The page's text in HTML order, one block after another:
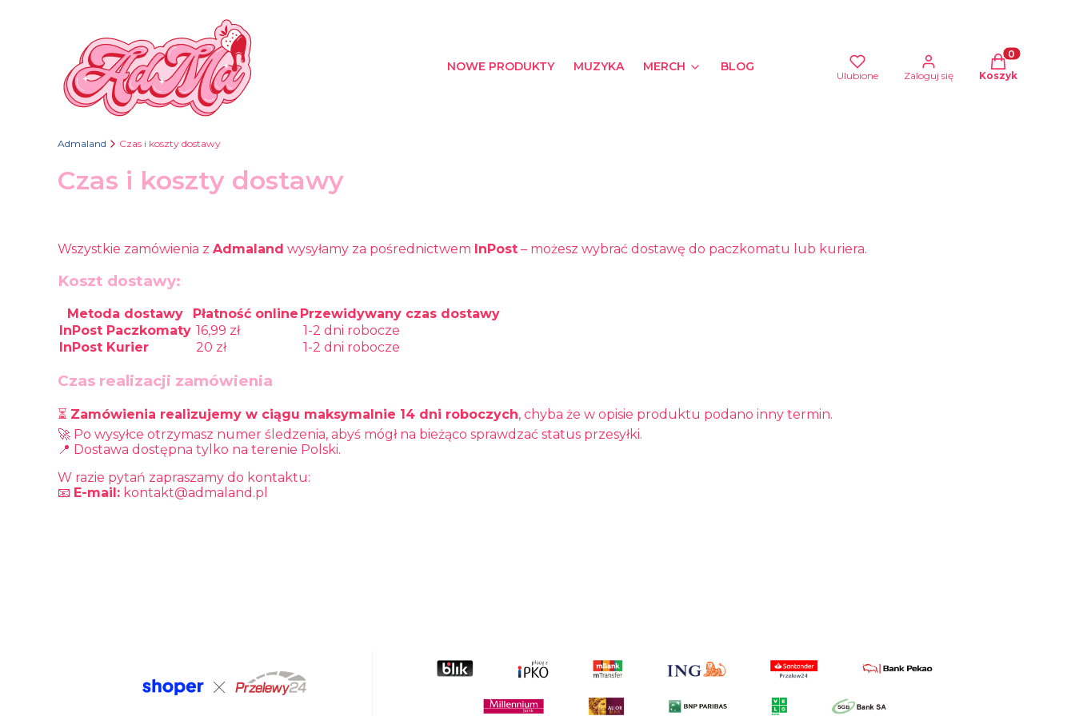
NOWE PRODUKTY MUZYKA MERCH BLOG
Ulubione Zaloguj się
Produkty w
Koszyk
Admaland Czas i koszty dostawy
Czas i koszty dostawy
Wszystkie zamówienia z Admaland wysyłamy za pośrednictwem InPost – możesz wybrać dostawę do paczkomatu lub kuriera.
Koszt dostawy:
Metoda dostawy Płatność online Przewidywany czas dostawy
InPost Paczkomaty 16,99 zł
1-2 dni robocze
InPost Kurier
20 zł 1-2 dni robocze
Czas realizacji zamówienia
⏳ Zamówienia realizujemy w ciągu maksymalnie 14 dni roboczych, chyba że w opisie produktu podano inny termin.
🚀 Po wysyłce otrzymasz numer śledzenia, abyś mógł na bieżąco sprawdzać status przesyłki.
📍 Dostawa dostępna tylko na terenie Polski.
W razie pytań zapraszamy do kontaktu:
📧 E-mail: kontakt@admaland.pl